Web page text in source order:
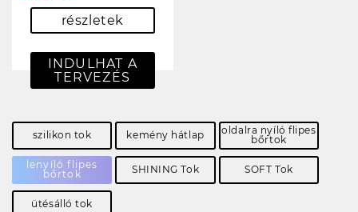
részletek
INDULHAT A
TERVEZÉS
szilikon tok kemény hátlap
oldalra nyíló flipes
bőrtok
lenyíló flipes
bőrtok
SHINING Tok SOFT Tok
ütésálló tok